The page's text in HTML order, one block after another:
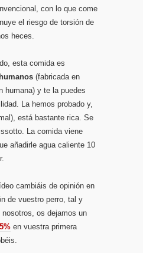
con lo que come
el riesgo de torsión de
heces.
esta comida es
(fabricada en
humana) y te la puedes
La hemos probado y,
está bastante rica. Se
La comida viene
añadirle agua caliente 10
cambiáis de opinión en
de vuestro perro, tal y
os dejamos un
5% en vuestra primera